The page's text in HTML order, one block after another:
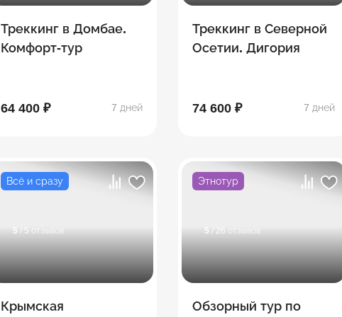
Треккинг в Домбае.
Комфорт-тур
64 400 ₽ 7 дней
Треккинг в Северной
Осетии. Дигория
74 600 ₽ 7 дней
Всё и сразу
5 / 5 отзывов
Крымская
Этнотур
5 / 26 отзывов
Обзорный тур по